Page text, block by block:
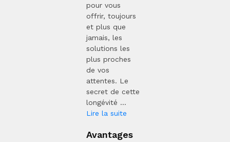
pour vous
offrir, toujours
et plus que
jamais, les
solutions les
plus proches
de vos
attentes. Le
secret de cette
longévité ...
Lire la suite
Avantages